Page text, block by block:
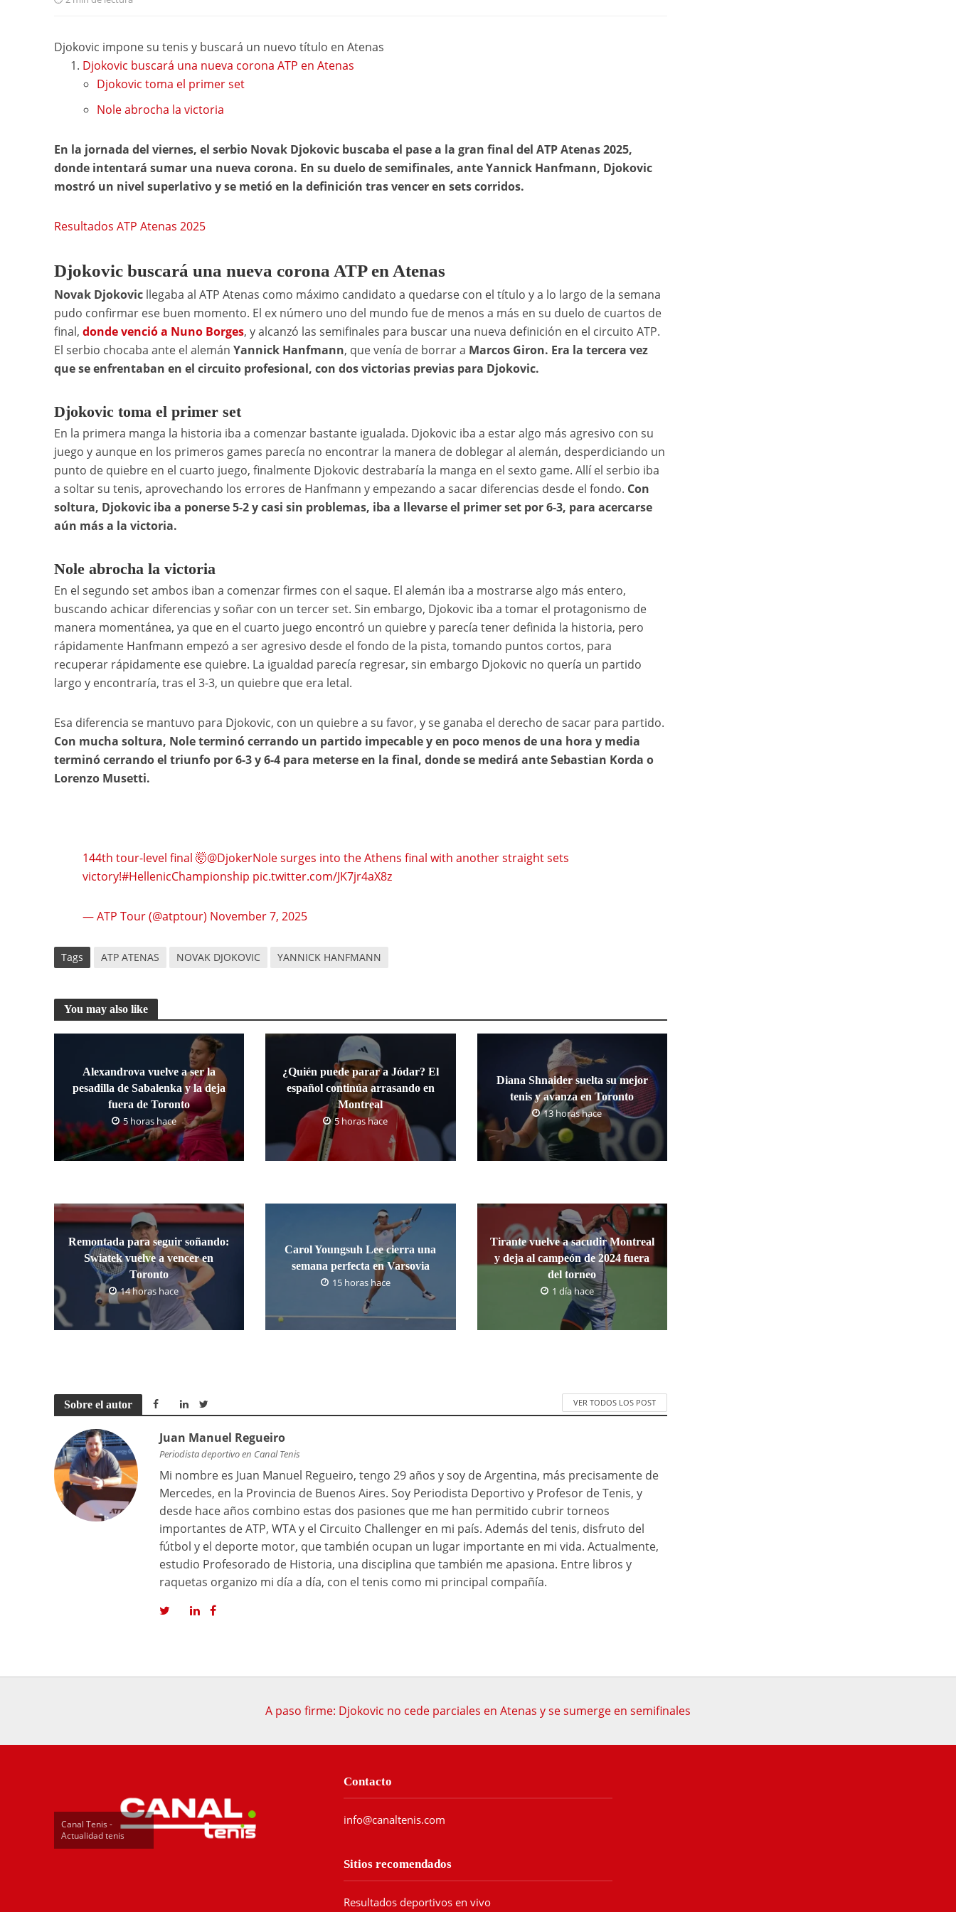
Djokovic impone su tenis y buscará un nuevo título en Atenas
Djokovic buscará una nueva corona ATP en Atenas
Djokovic toma el primer set
Nole abrocha la victoria
En la jornada del viernes, el serbio Novak Djokovic buscaba el pase a la gran final del ATP Atenas 2025,
donde intentará sumar una nueva corona. En su duelo de semifinales, ante Yannick Hanfmann, Djokovic
mostró un nivel superlativo y se metió en la definición tras vencer en sets corridos.
Resultados ATP Atenas 2025
Djokovic buscará una nueva corona ATP en Atenas
Novak Djokovicllegaba al ATP Atenas como máximo candidato a quedarse con el título y a lo largo de la semana
pudo confirmar ese buen momento. El ex número uno del mundo fue de menos a más en su duelo de cuartos de
final, donde venció a Nuno Borges, y alcanzó las semifinales para buscar una nueva definición en el circuito ATP.
El serbio chocaba ante el alemán Yannick Hanfmann, que venía de borrar a Marcos Giron. Era la tercera vez
que se enfrentaban en el circuito profesional, con dos victorias previas para Djokovic.
Djokovic toma el primer set
En la primera manga la historia iba a comenzar bastante igualada. Djokovic iba a estar algo más agresivo con su
juego y aunque en los primeros games parecía no encontrar la manera de doblegar al alemán, desperdiciando un
punto de quiebre en el cuarto juego, finalmente Djokovic destrabaría la manga en el sexto game. Allí el serbio iba
a soltar su tenis, aprovechando los errores de Hanfmann y empezando a sacar diferencias desde el fondo. Con
soltura, Djokovic iba a ponerse 5-2 y casi sin problemas, iba a llevarse el primer set por 6-3, para acercarse
aún más a la victoria.
Nole abrocha la victoria
En el segundo set ambos iban a comenzar firmes con el saque. El alemán iba a mostrarse algo más entero,
buscando achicar diferencias y soñar con un tercer set. Sin embargo, Djokovic iba a tomar el protagonismo de
manera momentánea, ya que en el cuarto juego encontró un quiebre y parecía tener definida la historia, pero
rápidamente Hanfmann empezó a ser agresivo desde el fondo de la pista, tomando puntos cortos, para
recuperar rápidamente ese quiebre. La igualdad parecía regresar, sin embargo Djokovic no quería un partido
largo y encontraría, tras el 3-3, un quiebre que era letal.
Esa diferencia se mantuvo para Djokovic, con un quiebre a su favor, y se ganaba el derecho de sacar para partido.
Con mucha soltura, Nole terminó cerrando un partido impecable y en poco menos de una hora y media
terminó cerrando el triunfo por 6-3 y 6-4 para meterse en la final, donde se medirá ante Sebastian Korda o
Lorenzo Musetti.
144th tour-level final 🤯@DjokerNolesurges into the Athens final with another straight sets
victory!#HellenicChampionship pic.twitter.com/JK7jr4aX8z
— ATP Tour (@atptour) November 7, 2025
Tags ATP ATENAS NOVAK DJOKOVIC YANNICK HANFMANN
You may also like
Alexandrova vuelve a ser la
pesadilla de Sabalenka y la deja
fuera de Toronto
5 horas hace
¿Quién puede parar a Jódar? El
español continúa arrasando en
Montreal
5 horas hace
Diana Shnaider suelta su mejor
tenis y avanza en Toronto
13 horas hace
Remontada para seguir soñando:
Swiatek vuelve a vencer en
Toronto
14 horas hace
Carol Youngsuh Lee cierra una
semana perfecta en Varsovia
15 horas hace
Tirante vuelve a sacudir Montreal
y deja al campeón de 2024 fuera
del torneo
1 día hace
Sobre el autor VER TODOS LOS POST
Juan Manuel Regueiro
Periodista deportivo en Canal Tenis
Mi nombre es Juan Manuel Regueiro, tengo 29 años y soy de Argentina, más precisamente de
Mercedes, en la Provincia de Buenos Aires. Soy Periodista Deportivo y Profesor de Tenis, y
desde hace años combino estas dos pasiones que me han permitido cubrir torneos
importantes de ATP, WTA y el Circuito Challenger en mi país. Además del tenis, disfruto del
fútbol y el deporte motor, que también ocupan un lugar importante en mi vida. Actualmente,
estudio Profesorado de Historia, una disciplina que también me apasiona. Entre libros y
raquetas organizo mi día a día, con el tenis como mi principal compañía.
A paso firme: Djokovic no cede parciales en Atenas y se sumerge en semifinales
Canal Tenis -
Actualidad tenis
Contacto
info@canaltenis.com
Sitios recomendados
Resultados deportivos en vivo